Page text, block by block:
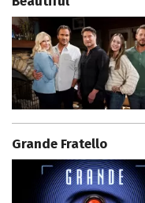
Grande Fratello